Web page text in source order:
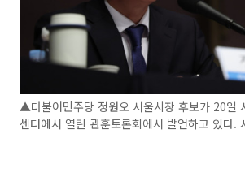
▲더불어민주당 정원오 서울시장 후보가 20일
센터에서 열린 관훈토론회에서 발언하고 있다.